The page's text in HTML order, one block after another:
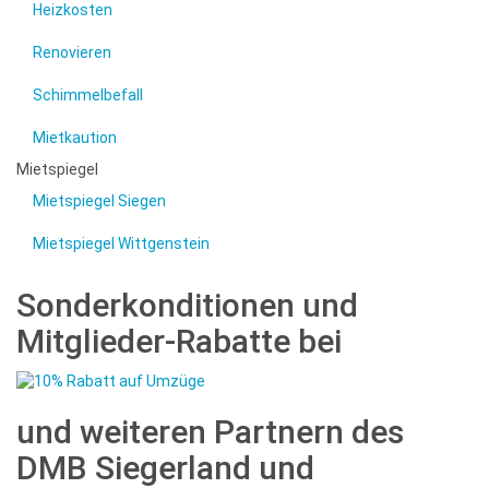
Heizkosten
Renovieren
Schimmelbefall
Mietkaution
Mietspiegel
Mietspiegel Siegen
Mietspiegel Wittgenstein
Sonderkonditionen und
Mitglieder-Rabatte bei
und weiteren Partnern des
DMB Siegerland und